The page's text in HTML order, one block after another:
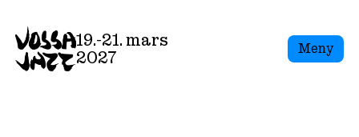
to
content
19.-21. mars
2027
Meny